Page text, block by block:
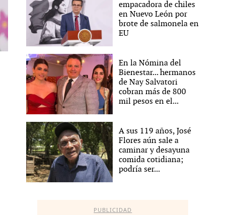
empacadora de chiles
en Nuevo León por
brote de salmonela en
EU
En la Nómina del
Bienestar... hermanos
de Nay Salvatori
cobran más de 800
mil pesos en el...
A sus 119 años, José
Flores aún sale a
caminar y desayuna
comida cotidiana;
podría ser...
PUBLICIDAD